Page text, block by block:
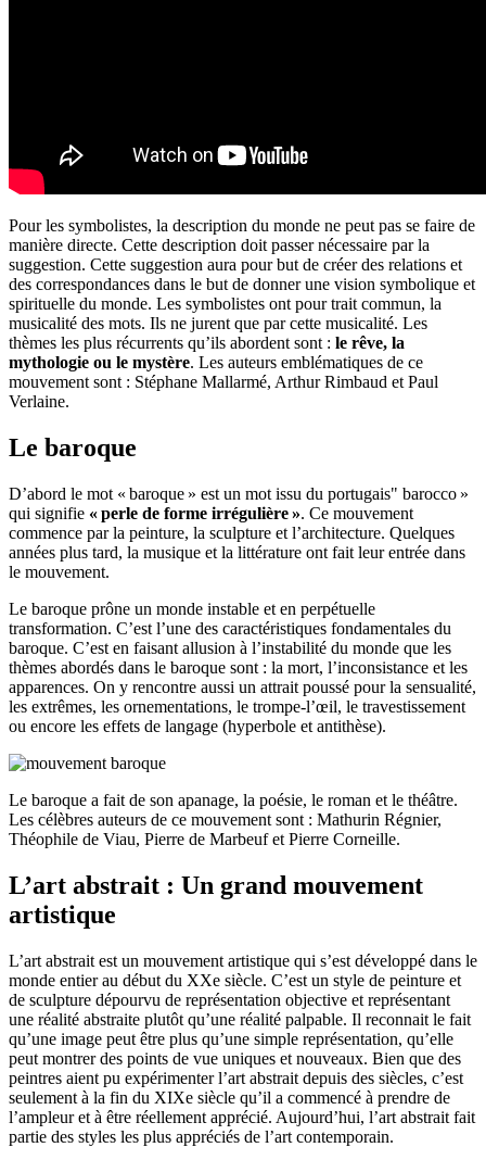
Pour les symbolistes, la description du monde ne peut pas se faire de
manière directe. Cette description doit passer nécessaire par la
suggestion. Cette suggestion aura pour but de créer des relations et
des correspondances dans le but de donner une vision symbolique et
spirituelle du monde. Les symbolistes ont pour trait commun, la
musicalité des mots. Ils ne jurent que par cette musicalité. Les
thèmes les plus récurrents qu’ils abordent sont : le rêve, la
mythologie ou le mystère. Les auteurs emblématiques de ce
mouvement sont : Stéphane Mallarmé, Arthur Rimbaud et Paul
Verlaine.
Le baroque
D’abord le mot « baroque » est un mot issu du portugais" barocco »
qui signifie « perle de forme irrégulière ». Ce mouvement
commence par la peinture, la sculpture et l’architecture. Quelques
années plus tard, la musique et la littérature ont fait leur entrée dans
le mouvement.
Le baroque prône un monde instable et en perpétuelle
transformation. C’est l’une des caractéristiques fondamentales du
baroque. C’est en faisant allusion à l’instabilité du monde que les
thèmes abordés dans le baroque sont : la mort, l’inconsistance et les
apparences. On y rencontre aussi un attrait poussé pour la sensualité,
les extrêmes, les ornementations, le trompe-l’œil, le travestissement
ou encore les effets de langage (hyperbole et antithèse).
Le baroque a fait de son apanage, la poésie, le roman et le théâtre.
Les célèbres auteurs de ce mouvement sont : Mathurin Régnier,
Théophile de Viau, Pierre de Marbeuf et Pierre Corneille.
L’art abstrait : Un grand mouvement
artistique
L’art abstrait est un mouvement artistique qui s’est développé dans le
monde entier au début du XXe siècle. C’est un style de peinture et
de sculpture dépourvu de représentation objective et représentant
une réalité abstraite plutôt qu’une réalité palpable. Il reconnait le fait
qu’une image peut être plus qu’une simple représentation, qu’elle
peut montrer des points de vue uniques et nouveaux. Bien que des
peintres aient pu expérimenter l’art abstrait depuis des siècles, c’est
seulement à la fin du XIXe siècle qu’il a commencé à prendre de
l’ampleur et à être réellement apprécié. Aujourd’hui, l’art abstrait fait
partie des styles les plus appréciés de l’art contemporain.